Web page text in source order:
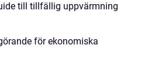
till tillfällig uppvärmning
för ekonomiska